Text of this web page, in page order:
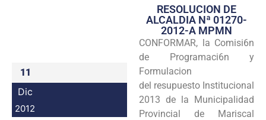
Transparencia
Seguridad
Programas
Intranet
11
Dic
2012
RESOLUCION DE
ALCALDIA Nª 01270-
2012-A MPMN
CONFORMAR, la Comisi6n
de Programaci6n y
Formulacion
del resupuesto Institucional
2013 de la Municipalidad
Provincial de Mariscal